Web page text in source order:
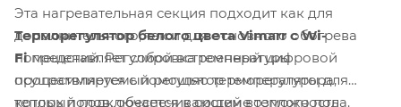
Эта нагревательная секция подходит как для
дополнительного, так и для основного обогрева
помещений. Регулировка температуры
осуществляется с помощью терморегулятора,
который подключается к системе теплого пола.
Терморегулятор белого цвета Vimarr с Wi-
Fiпредставляет собой встроенный цифровой
программируемый регулятор температуры для
теплых полов, обеспечивающий возможность